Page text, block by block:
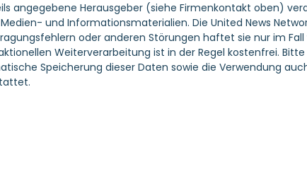
angegebene Herausgeber (siehe Firmenkontakt oben)
und Informationsmaterialien. Die United News
oder anderen Störungen haftet sie nur im
Weiterverarbeitung ist in der Regel kostenfrei.
Speicherung dieser Daten sowie die Verwendung